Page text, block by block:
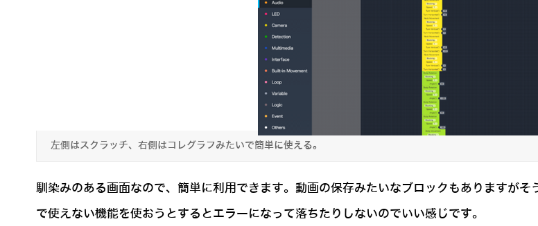
左側はスクラッチ、右側はコレグラフみたいで簡単に使える。
馴染みのある画面なので、簡単に利用できます。動画の保存みたいなブロックもありますが
で使えない機能を使おうとするとエラーになって落ちたりしないのでいい感じです。